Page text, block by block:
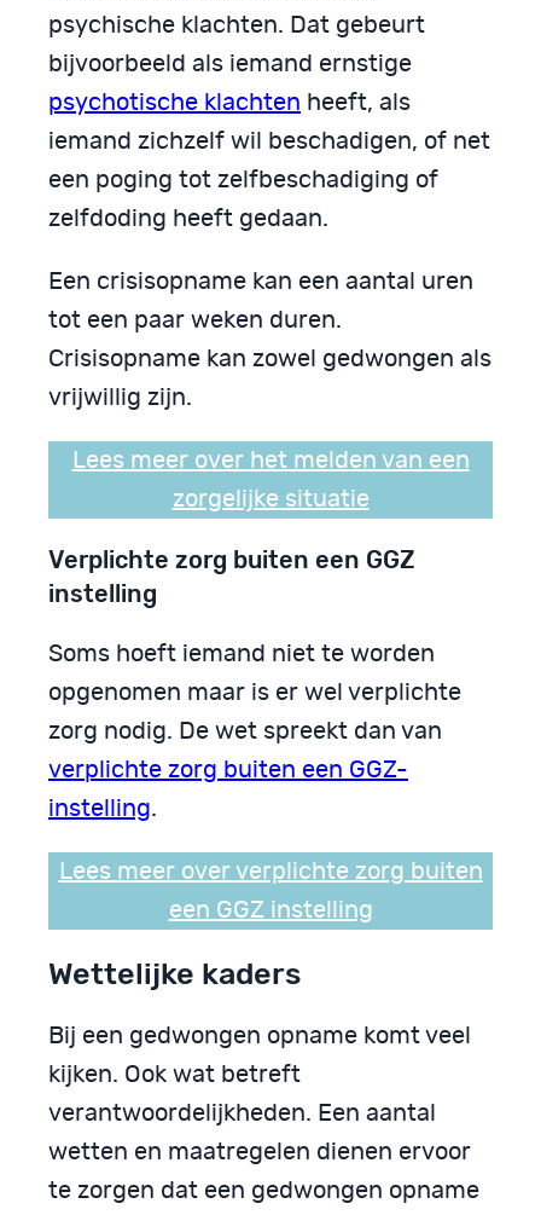
psychische klachten. Dat gebeurt
bijvoorbeeld als iemand ernstige
psychotische klachten heeft, als
iemand zichzelf wil beschadigen, of net
een poging tot zelfbeschadiging of
zelfdoding heeft gedaan.
Een crisisopname kan een aantal uren
tot een paar weken duren.
Crisisopname kan zowel gedwongen als
vrijwillig zijn.
Lees meer over het melden van een
zorgelijke situatie
Verplichte zorg buiten een GGZ
instelling
Soms hoeft iemand niet te worden
opgenomen maar is er wel verplichte
zorg nodig. De wet spreekt dan van
verplichte zorg buiten een GGZ-
instelling.
Lees meer over verplichte zorg buiten
een GGZ instelling
Wettelijke kaders
Bij een gedwongen opname komt veel
kijken. Ook wat betreft
verantwoordelijkheden. Een aantal
wetten en maatregelen dienen ervoor
te zorgen dat een gedwongen opname